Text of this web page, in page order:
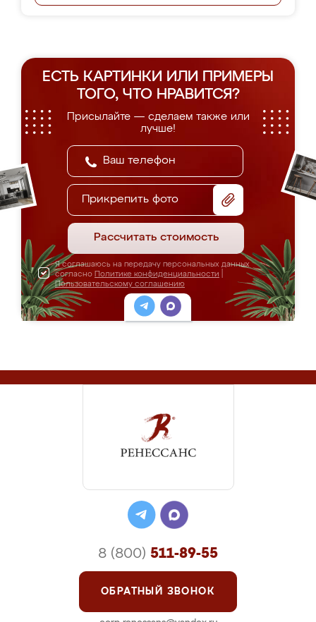
ЕСТЬ КАРТИНКИ ИЛИ ПРИМЕРЫ
ТОГО, ЧТО НРАВИТСЯ?
Присылайте — сделаем также или
лучше!
Прикрепить фото
Рассчитать стоимость
Я соглашаюсь на передачу персональных данных
согласно Политике конфиденциальности
Пользовательскому соглашению
8 (800) 511-89-55
ОБРАТНЫЙ ЗВОНОК